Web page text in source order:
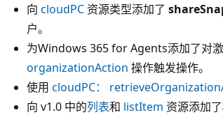
向 cloudPC 资源类型添加了
户。
为Windows 365 for Agents添加了对
organizationAction 操作触发操作。
使用 cloudPC：
向 v1.0 中的列表和 listItem 资源添加了